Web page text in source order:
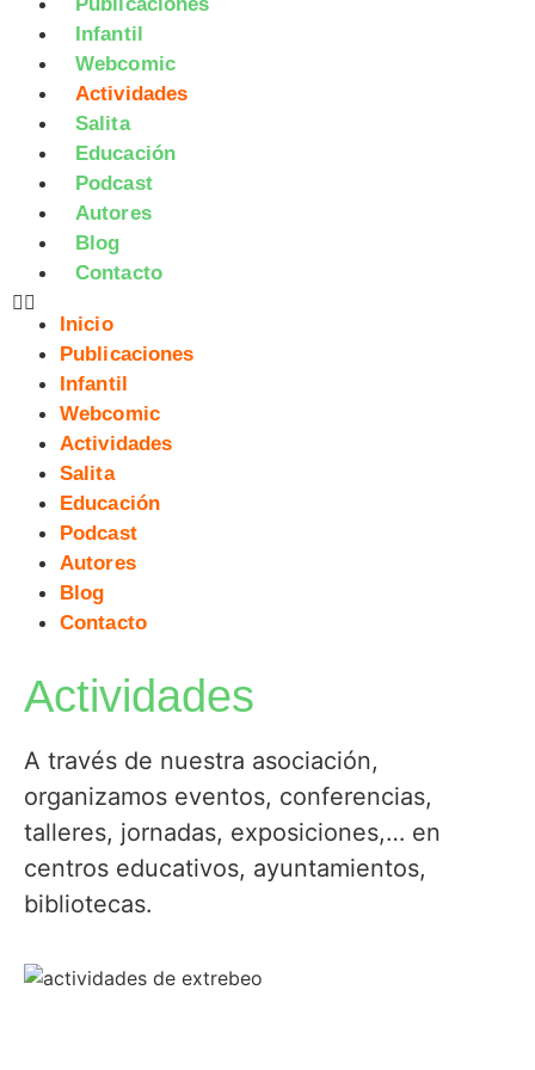
Publicaciones
Infantil
Webcomic
Actividades
Salita
Educación
Podcast
Autores
Blog
Contacto
Inicio
Publicaciones
Infantil
Webcomic
Actividades
Salita
Educación
Podcast
Autores
Blog
Contacto
Actividades
A través de nuestra asociación,
organizamos eventos, conferencias,
talleres, jornadas, exposiciones,… en
centros educativos, ayuntamientos,
bibliotecas.